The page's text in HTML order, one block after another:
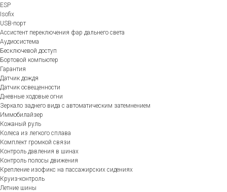
ESP
Isofix
USB-порт
Ассистент переключения фар дальнего света
Аудиосистема
Бесключевой доступ
Бортовой компьютер
Гарантия
Датчик дождя
Датчик освещенности
Дневные ходовые огни
Зеркало заднего вида с автоматическим затемнением
Иммобилайзер
Кожаный руль
Колеса из легкого сплава
Комплект громкой связи
Контроль давления в шинах
Контроль полосы движения
Крепление изофикс на пассажирских сидениях
Круиз-контроль
Летние шины